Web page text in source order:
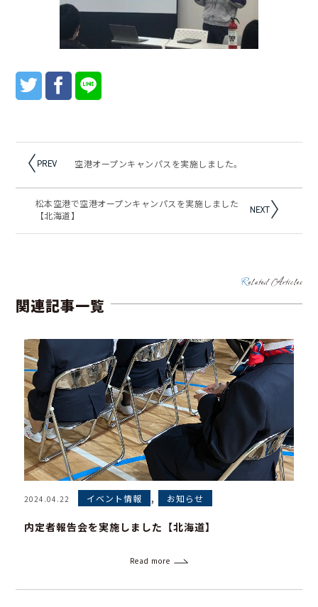
空港オープンキャンパスを実施しました。
松本空港で空港オープンキャンパスを実施しました
【北海道】
関連記事一覧
Related Articles
2024.04.22 イベント情報 , お知らせ
内定者報告会を実施しました【北海道】
Read more